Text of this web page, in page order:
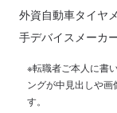
外資自動車タイヤ
手デバイスメーカ
※転職者ご本人に書
ングが中見出しや画
す。